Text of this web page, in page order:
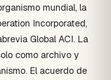
mundial, la
Incorporated,
Global ACI. La
como archivo y
El acuerdo de